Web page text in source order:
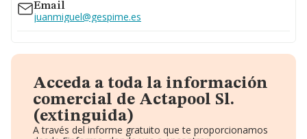
Email
juanmiguel@gespime.es
Acceda a toda la información
comercial de Actapool Sl.
(extinguida)
A través del informe gratuito que te proporcionamos